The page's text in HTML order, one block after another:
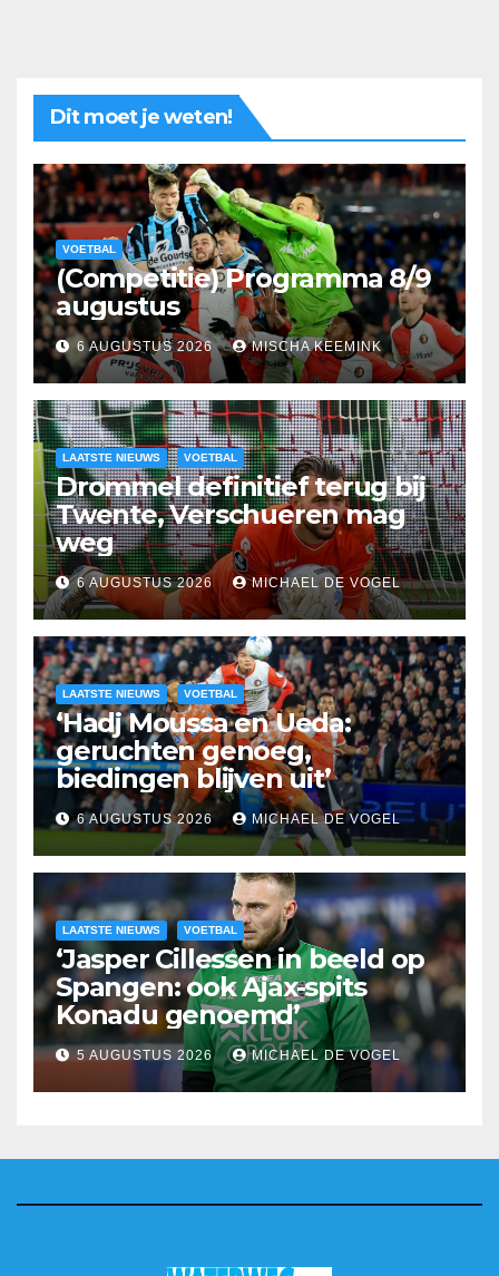
Dit moet je weten!
VOETBAL
(Competitie) Programma 8/9
augustus
6 AUGUSTUS 2026 MISCHA KEEMINK
LAATSTE NIEUWS VOETBAL
Drommel definitief terug bij
Twente, Verschueren mag
weg
6 AUGUSTUS 2026 MICHAEL DE VOGEL
LAATSTE NIEUWS VOETBAL
‘Hadj Moussa en Ueda:
geruchten genoeg,
biedingen blijven uit’
6 AUGUSTUS 2026 MICHAEL DE VOGEL
LAATSTE NIEUWS VOETBAL
‘Jasper Cillessen in beeld op
Spangen: ook Ajax-spits
Konadu genoemd’
5 AUGUSTUS 2026 MICHAEL DE VOGEL